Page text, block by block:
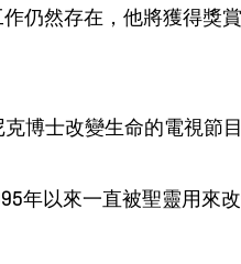
仍然存在，他將獲得獎賞
博士改變生命的電視節
年以來一直被聖靈用來